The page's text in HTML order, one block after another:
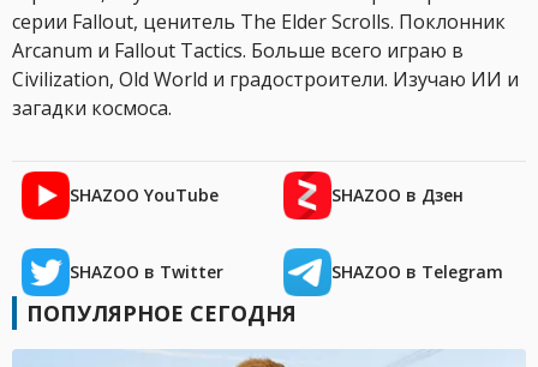
серии Fallout, ценитель The Elder Scrolls. Поклонник
Arcanum и Fallout Tactics. Больше всего играю в
Civilization, Old World и градостроители. Изучаю ИИ и
загадки космоса.
SHAZOO YouTube SHAZOO в Дзен
SHAZOO в Twitter SHAZOO в Telegram
ПОПУЛЯРНОЕ СЕГОДНЯ